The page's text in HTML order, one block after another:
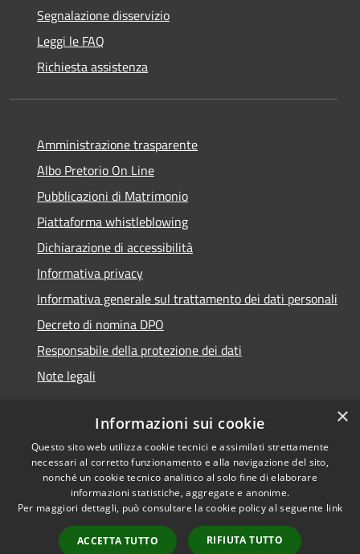
Segnalazione disservizio
Leggi le FAQ
Richiesta assistenza
Amministrazione trasparente
Albo Pretorio On Line
Pubblicazioni di Matrimonio
Piattaforma whistleblowing
Dichiarazione di accessibilità
Informativa privacy
Informativa generale sul trattamento dei dati personali
Decreto di nomina DPO
Responsabile della protezione dei dati
Note legali
RSS
Accessibilità
Cookie
Mappa del sito
© 2021 - 2026 Comune di
Chiavari -Area Riservata
×
Informazioni sui cookie
Questo sito web utilizza cookie tecnici e assimilati strettamente
necessari al corretto funzionamento e alla navigazione del sito,
nonché un cookie tecnico analitico al solo fine di elaborare
informazioni statistiche, aggregate e anonime.
Per maggiori dettagli, può consultare la cookie policy al seguente link
ACCETTA TUTTO RIFIUTA TUTTO